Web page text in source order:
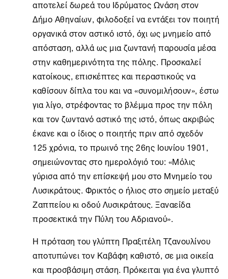
αποτελεί δωρεά του Ιδρύματος Ωνάση στον
Δήμο Αθηναίων, φιλοδοξεί να εντάξει τον ποιητή
οργανικά στον αστικό ιστό, όχι ως μνημείο από
απόσταση, αλλά ως μια ζωντανή παρουσία μέσα
στην καθημερινότητα της πόλης. Προσκαλεί
κατοίκους, επισκέπτες και περαστικούς να
καθίσουν δίπλα του και να «συνομιλήσουν», έστω
για λίγο, στρέφοντας το βλέμμα προς την πόλη
και τον ζωντανό αστικό της ιστό, όπως ακριβώς
έκανε και ο ίδιος ο ποιητής πριν από σχεδόν
125 χρόνια, το πρωινό της 26ης Ιουνίου 1901,
σημειώνοντας στο ημερολόγιό του: «Μόλις
γύρισα από την επίσκεψή μου στο Μνημείο του
Λυσικράτους. Φρικτός ο ήλιος στο σημείο μεταξύ
Ζαππείου κι οδού Λυσικράτους. Ξαναείδα
προσεκτικά την Πύλη του Αδριανού».
Η πρόταση του γλύπτη Πραξιτέλη Τζανουλίνου
αποτυπώνει τον Καβάφη καθιστό, σε μια οικεία
και προσβάσιμη στάση. Πρόκειται για ένα γλυπτό